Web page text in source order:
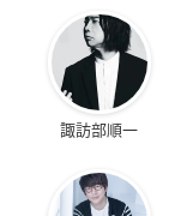
諏訪部順一